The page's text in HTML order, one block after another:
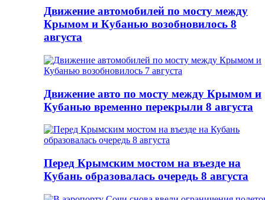
Движение автомобилей по мосту между
Крымом и Кубанью возобновилось 8
августа
Движение авто по мосту между Крымом и
Кубанью временно перекрыли 8 августа
Перед Крымским мостом на въезде на
Кубань образовалась очередь 8 августа